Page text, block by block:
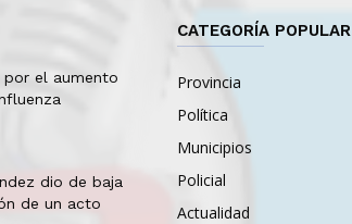
por el aumento
dio de baja
de un acto
CATEGORÍA POPULAR
Provincia
Política
Municipios
Policial
Actualidad